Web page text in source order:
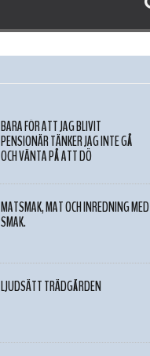
BARA FÖR ATT JAG BLIVIT
PENSIONÄR TÄNKER JAG INTE GÅ
OCH VÄNTA PÅ ATT DÖ
MATSMAK, MAT OCH INREDNING MED
SMAK.
LJUDSÄTT TRÄDGÅRDEN